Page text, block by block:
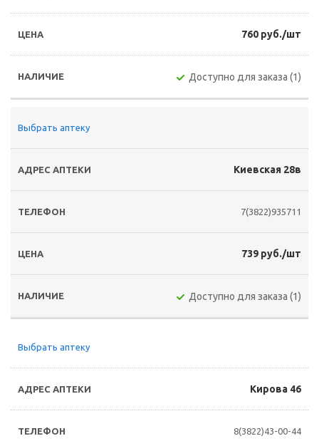
760 руб./шт
Доступно для заказа (1)
Выбрать аптеку
Киевская 28в
7(3822)935711
739 руб./шт
Доступно для заказа (1)
Выбрать аптеку
Кирова 46
8(3822)43-00-44